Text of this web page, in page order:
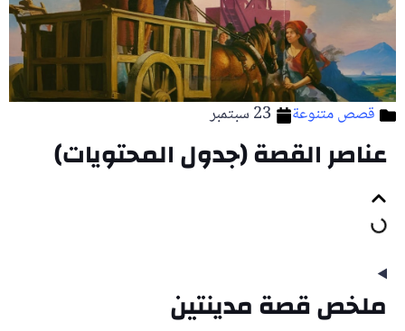
قصص متنوعة 23 سبتمبر
عناصر القصة (جدول المحتويات)
ملخص قصة مدينتين